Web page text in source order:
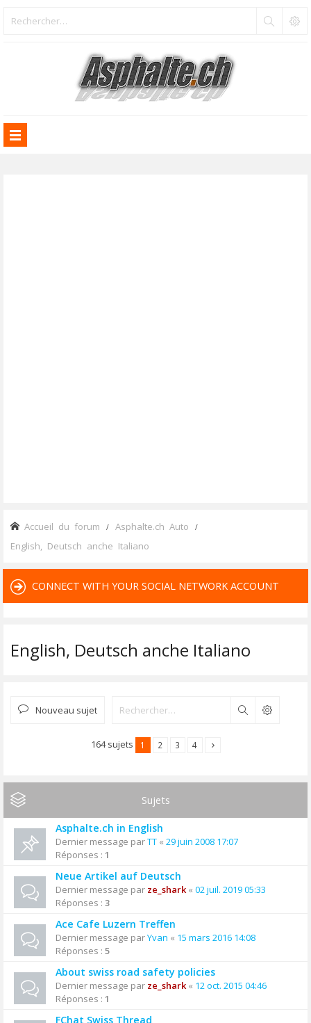
Accueil du forum Asphalte.ch Auto
English, Deutsch anche Italiano
CONNECT WITH YOUR SOCIAL NETWORK ACCOUNT
English, Deutsch anche Italiano
Nouveau sujet Rechercher
164 sujets 1 2 3 4
Sujets
Asphalte.ch in English
Dernier message parTT « 29 juin 2008 17:07
Réponses : 1
Neue Artikel auf Deutsch
Dernier message par ze_shark« 02 juil. 2019 05:33
Réponses : 3
Ace Cafe Luzern Treffen
Dernier message parYvan « 15 mars 2016 14:08
Réponses : 5
About swiss road safety policies
Dernier message par ze_shark« 12 oct. 2015 04:46
Réponses : 1
FChat Swiss Thread